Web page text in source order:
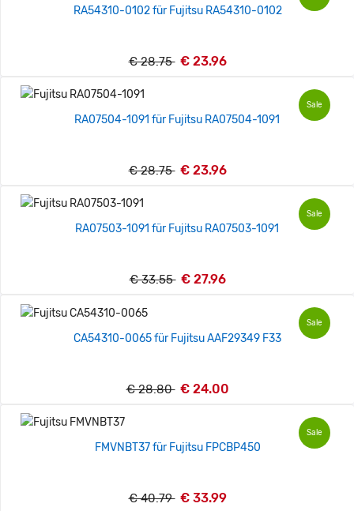
RA54310-0102 für Fujitsu RA54310-0102
€ 28.75 € 23.96
Sale
RA07504-1091 für Fujitsu RA07504-1091
€ 28.75 € 23.96
Sale
RA07503-1091 für Fujitsu RA07503-1091
€ 33.55 € 27.96
Sale
CA54310-0065 für Fujitsu AAF29349 F33
€ 28.80 € 24.00
Sale
FMVNBT37 für Fujitsu FPCBP450
€ 40.79 € 33.99